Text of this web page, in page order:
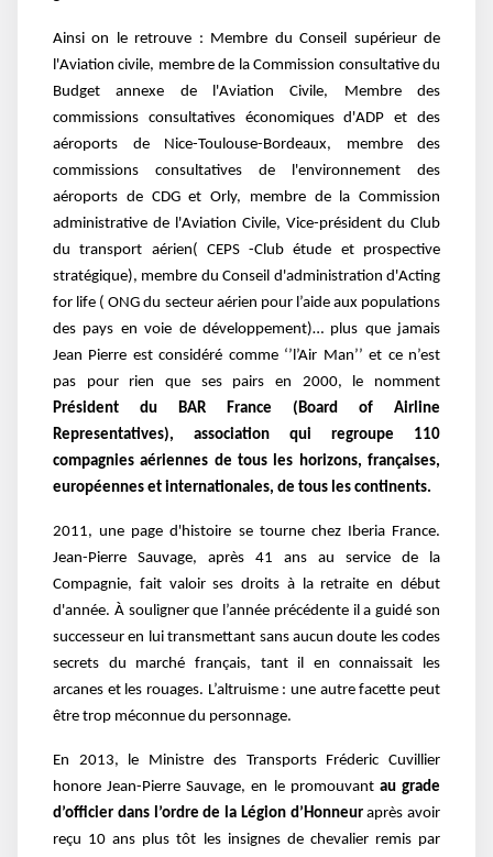
Ainsi on le retrouve : Membre du Conseil supérieur de
l'Aviation civile, membre de la Commission consultative du
Budget annexe de l'Aviation Civile, Membre des
commissions consultatives économiques d'ADP et des
aéroports de Nice-Toulouse-Bordeaux, membre des
commissions consultatives de l'environnement des
aéroports de CDG et Orly, membre de la Commission
administrative de l'Aviation Civile, Vice-président du Club
du transport aérien( CEPS -Club étude et prospective
stratégique), membre du Conseil d'administration d'Acting
for life ( ONG du secteur aérien pour l’aide aux populations
des pays en voie de développement)… plus que jamais
Jean Pierre est considéré comme ‘’l’Air Man’’ et ce n’est
pas pour rien que ses pairs en 2000, le nomment
Président du BAR France (Board of Airline
Representatives), association qui regroupe 110
compagnies aériennes de tous les horizons, françaises,
européennes et internationales, de tous les continents.
2011, une page d'histoire se tourne chez Iberia France.
Jean-Pierre Sauvage, après 41 ans au service de la
Compagnie, fait valoir ses droits à la retraite en début
d'année. À souligner que l’année précédente il a guidé son
successeur en lui transmettant sans aucun doute les codes
secrets du marché français, tant il en connaissait les
arcanes et les rouages. L’altruisme : une autre facette peut
être trop méconnue du personnage.
En 2013, le Ministre des Transports Fréderic Cuvillier
honore Jean-Pierre Sauvage, en le promouvant au grade
d’officier dans l’ordre de la Légion d’Honneuraprès avoir
reçu 10 ans plus tôt les insignes de chevalier remis par